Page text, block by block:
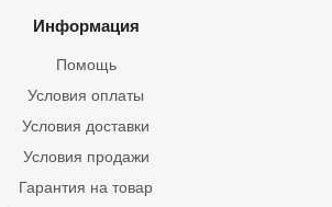
Информация
Помощь
Условия оплаты
Условия доставки
Условия продажи
Гарантия на товар